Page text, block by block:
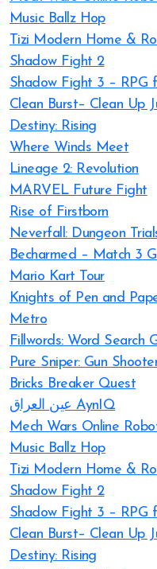
Music Ballz Hop
Tizi Modern Home &
Shadow Fight 2
Shadow Fight 3 – RPG
Clean Burst– Clean Up
Destiny: Rising
Where Winds Meet
Lineage 2: Revolution
MARVEL Future Fight
Rise of Firstborn
Neverfall: Dungeon
Becharmed – Match 3
Mario Kart Tour
Knights of Pen and
Metro
Fillwords: Word Search
Pure Sniper: Gun
Bricks Breaker Quest
عين العراق AynIQ
Mech Wars Online
Music Ballz Hop
Tizi Modern Home &
Shadow Fight 2
Shadow Fight 3 – RPG
Clean Burst– Clean Up
Destiny: Rising